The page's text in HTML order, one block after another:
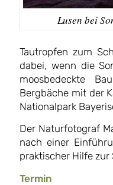
Lusen bei
Tautropfen zum
dabei, wenn die
moosbedeckte
Bergbäche mit der
Nationalpark
Der Naturfotograf
nach einer
praktischer Hilfe zur
Termin